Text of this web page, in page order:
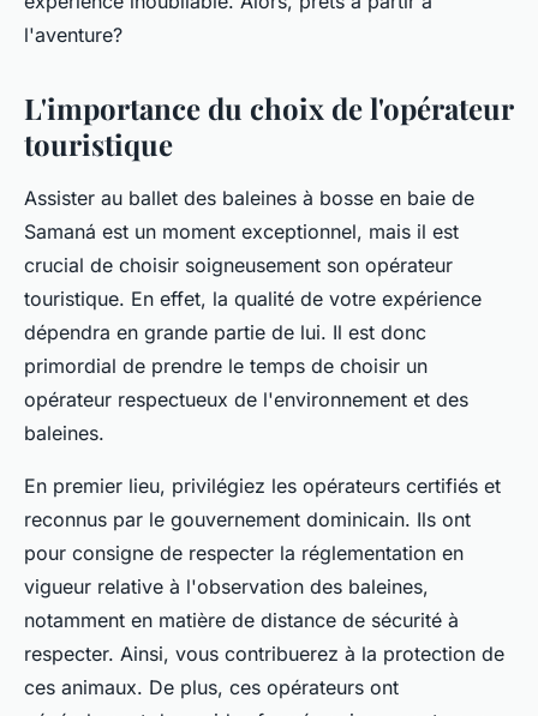
l'aventure?
L'importance du choix de l'opérateur
touristique
Assister au ballet des baleines à bosse en baie de
Samaná est un moment exceptionnel, mais il est
crucial de choisir soigneusement son opérateur
touristique. En effet, la qualité de votre expérience
dépendra en grande partie de lui. Il est donc
primordial de prendre le temps de choisir un
opérateur respectueux de l'environnement et des
baleines.
En premier lieu, privilégiez les opérateurs certifiés et
reconnus par le gouvernement dominicain. Ils ont
pour consigne de respecter la réglementation en
vigueur relative à l'observation des baleines,
notamment en matière de distance de sécurité à
respecter. Ainsi, vous contribuerez à la protection de
ces animaux. De plus, ces opérateurs ont